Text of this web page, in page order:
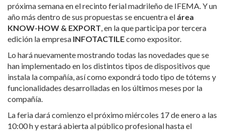
próxima semana en el recinto ferial madrileño de IFEMA. Y un
año más dentro de sus propuestas se encuentra el área
KNOW-HOW & EXPORT , en la que participa por tercera
edición la empresa INFOTACTILEcomo expositor.
Lo hará nuevamente mostrando todas las novedades que se
han implementado en los distintos tipos de dispositivos que
instala la compañía, así como expondrá todo tipo de tótems y
funcionalidades desarrolladas en los últimos meses por la
compañía.
La feria dará comienzo el próximo miércoles 17 de enero a las
10:00 h y estará abierta al público profesional hasta el